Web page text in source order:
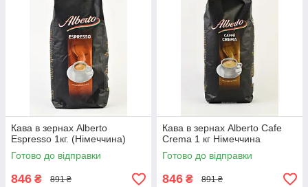
Кава в зернах Alberto
Espresso 1кг. (Німеччина)
Готово до відправки
846 ₴ 891 ₴
Кава в зернах Alberto Cafe
Crema 1 кг Німеччина
Готово до відправки
846 ₴ 891 ₴